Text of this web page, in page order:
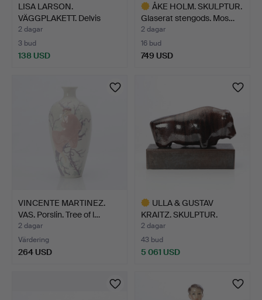
LISA LARSON.
VÄGGPLAKETT. Delvis
glaserat …
2 dagar
3 bud
138 USD
ÅKE HOLM. SKULPTUR.
Glaserat stengods. Mos…
2 dagar
16 bud
749 USD
VINCENTE MARTINEZ.
VAS. Porslin. Tree of l…
2 dagar
Värdering
264 USD
ULLA & GUSTAV
KRAITZ. SKULPTUR.
Glaserad k…
2 dagar
43 bud
5 061 USD